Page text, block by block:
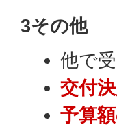
3その他
他で
交付
予算